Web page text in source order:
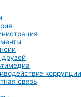
друзей
коррупции
связь